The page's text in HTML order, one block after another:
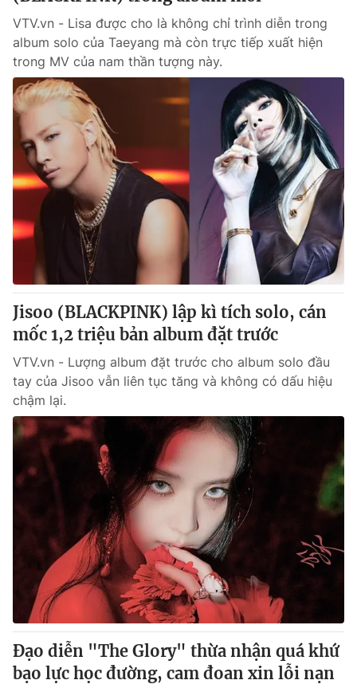
VTV.vn - Lisa được cho là không chỉ trình diễn trong
album solo của Taeyang mà còn trực tiếp xuất hiện
trong MV của nam thần tượng này.
Jisoo (BLACKPINK) lập kì tích solo, cán
mốc 1,2 triệu bản album đặt trước
VTV.vn - Lượng album đặt trước cho album solo đầu
tay của Jisoo vẫn liên tục tăng và không có dấu hiệu
chậm lại.
Đạo diễn "The Glory" thừa nhận quá khứ
bạo lực học đường, cam đoan xin lỗi nạn